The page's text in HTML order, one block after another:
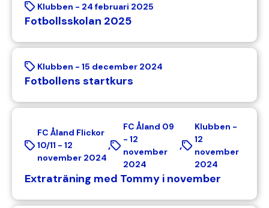
Klubben - 24 februari 2025
Fotbollsskolan 2025
Klubben - 15 december 2024
Fotbollens startkurs
FC Åland Flickor
10/11 - 12
november 2024
,
FC Åland 09
-12
november
2024
,
Klubben -
12
november
2024
Extraträning med Tommy i november